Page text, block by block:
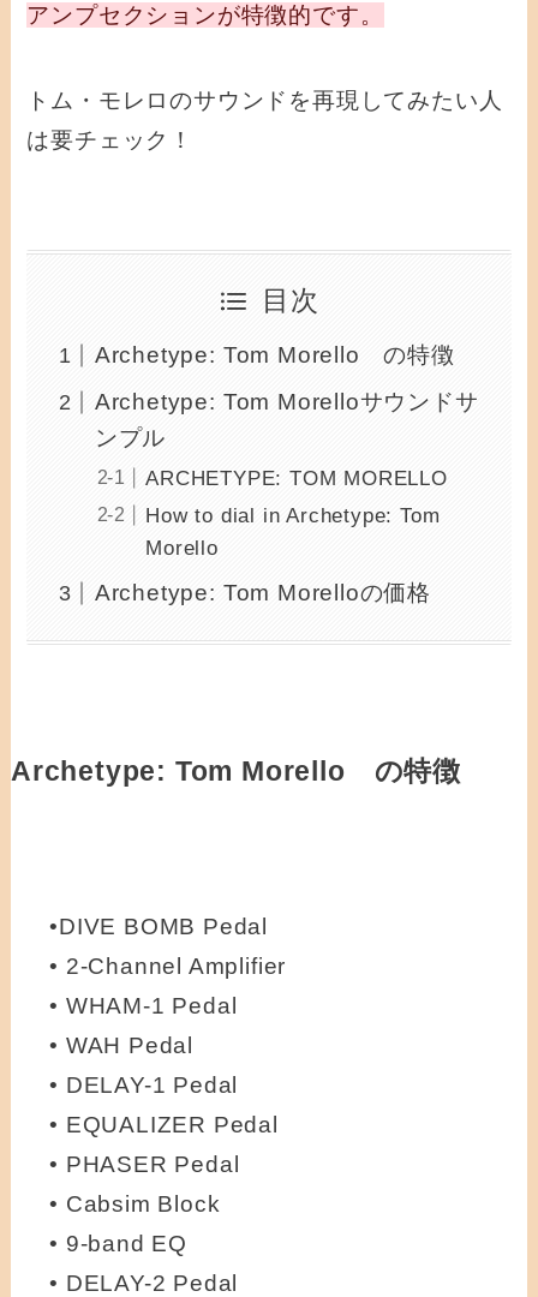
アンプセクションが特徴的です。
トム・モレロのサウンドを再現してみたい人
は要チェック！
目次
Archetype: Tom Morello の特徴
Archetype: Tom Morelloサウンドサ
ンプル
ARCHETYPE: TOM MORELLO
How to dial in Archetype: Tom
Morello
Archetype: Tom Morelloの価格
Archetype: Tom Morello の特徴
•DIVE BOMB Pedal
• 2-Channel Amplifier
• WHAM-1 Pedal
• WAH Pedal
• DELAY-1 Pedal
• EQUALIZER Pedal
• PHASER Pedal
• Cabsim Block
• 9-band EQ
• DELAY-2 Pedal